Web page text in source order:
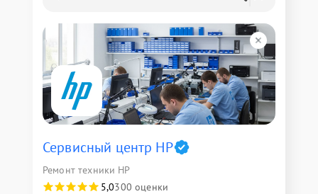
Сервисный центр HP
Ремонт техники HP
5,0300 оценки